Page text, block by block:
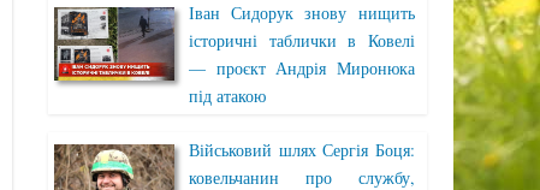
Іван Сидорук знову нищить
історичні таблички в Ковелі
— проєкт Андрія Миронюка
під атакою
Військовий шлях Сергія Боця:
ковельчанин про службу,